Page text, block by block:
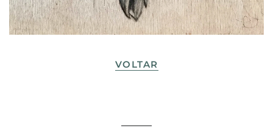
VOLTAR